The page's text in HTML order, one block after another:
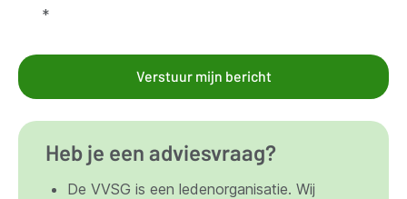
*
Verstuur mijn bericht
Heb je een adviesvraag?
De VVSG is een ledenorganisatie. Wij